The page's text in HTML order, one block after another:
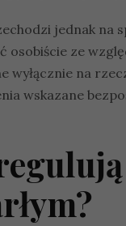
jednak na
osobiście ze
na
wskazane